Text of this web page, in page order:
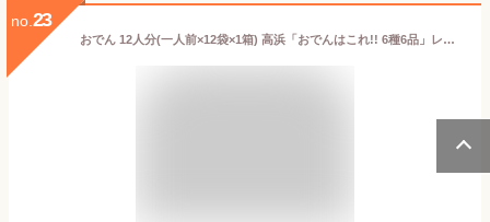
no. 23
おでん 12人分(一人前×12袋×1箱) 高浜「おでんはこれ!! 6種6品」レトルトパック 業務用◇関東近県送料無料【お取り寄せ品】◎